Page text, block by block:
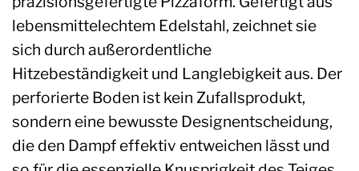
lebensmittelechtem Edelstahl, zeichnet sie
sich durch außerordentliche
Hitzebeständigkeit und Langlebigkeit aus. Der
perforierte Boden ist kein Zufallsprodukt,
sondern eine bewusste Designentscheidung,
die den Dampf effektiv entweichen lässt und